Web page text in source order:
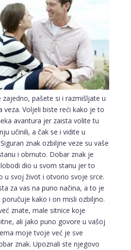
zajedno, pašete si i razmišljate u
veza. Voljeli biste reći kako je to
avantura jer zaista volite tu
učinili, a čak se i vidite u
znak ozbiljne veze su vaše
i obrnuto. Dobar znak je
dio u svom stanu jer to
u svoj život i otvorio svoje srce.
za vas na puno načina, a to je
kako i on misli ozbiljno.
znate, male sitnice koje
ali jako puno govore u vašoj
moje tvoje već je sve
znak. Upoznali ste njegovo